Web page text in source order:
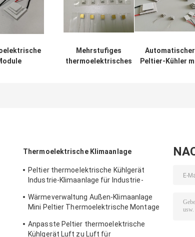
Mehrstufiges
thermoelektrisches
Automatischer
Peltier-Kühler
Thermoelektrische Klimaanlage
Peltier thermoelektrische Kühlgerät
Industrie-Klimaanlage für Industrie-
Wärmeverwaltung Außen-Klimaanlage
Mini Peltier Thermoelektrische Montage
Anpasste Peltier thermoelektrische
Kühlgerät Luft zu Luft für